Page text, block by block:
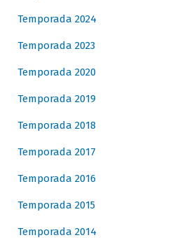
Temporada 2024
Temporada 2023
Temporada 2020
Temporada 2019
Temporada 2018
Temporada 2017
Temporada 2016
Temporada 2015
Temporada 2014